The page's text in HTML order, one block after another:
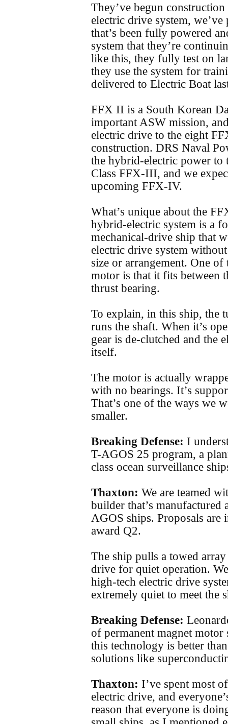
They’ve begun
electric drive system,
that’s been fully powered
system that they’re
like this, they fully test on
they use the system for
delivered to Electric Boat
FFX II is a South Korean
important ASW mission,
electric drive to the eight
construction. DRS Naval
the hybrid-electric power to
Class FFX-III, and we
upcoming FFX-IV.
What’s unique about the
hybrid-electric system is a
mechanical-drive ship that
electric drive system
size or arrangement. One
motor is that it fits between
thrust bearing.
To explain, in this ship, the
runs the shaft. When it’s
gear is de-clutched and the
itself.
The motor is actually
with no bearings. It’s
That’s one of the ways we
smaller.
Breaking Defense: I
T-AGOS 25 program, a
class ocean surveillance
Thaxton: We are teamed
builder that’s manufactured
AGOS ships. Proposals are
award Q2.
The ship pulls a towed
drive for quiet operation.
high-tech electric drive
extremely quiet to meet the
Breaking Defense:
of permanent magnet
this technology is better
solutions like
Thaxton: I’ve spent most
electric drive, and
reason that everyone is